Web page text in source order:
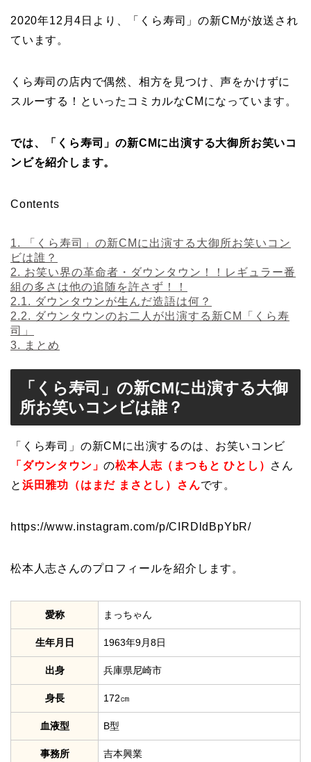
2020年12月4日より、「くら寿司」の新CMが放送され
ています。
くら寿司の店内で偶然、相方を見つけ、声をかけずに
スルーする！といったコミカルなCMになっています。
では、「くら寿司」の新CMに出演する大御所お笑いコ
ンビを紹介します。
Contents
1.
「くら寿司」の新CMに出演する大御所お笑いコン
ビは誰？
2. お笑い界の革命者・ダウンタウン！！レギュラー番
組の多さは他の追随を許さず！！
2.1. ダウンタウンが生んだ造語は何？
2.2. ダウンタウンのお二人が出演する新CM「くら寿
司」
3. まとめ
「くら寿司」の新CMに出演する大御
所お笑いコンビは誰？
「くら寿司」の新CMに出演するのは、お笑いコンビ
「ダウンタウン」の松本人志（まつもと ひとし） さん
と 浜田雅功（はまだ まさとし）さんです。
https://www.instagram.com/p/CIRDldBpYbR/
松本人志さんのプロフィールを紹介します。
愛称 まっちゃん
生年月日 1963年9月8日
出身 兵庫県尼崎市
身長 172㎝
血液型 B型
事務所 吉本興業